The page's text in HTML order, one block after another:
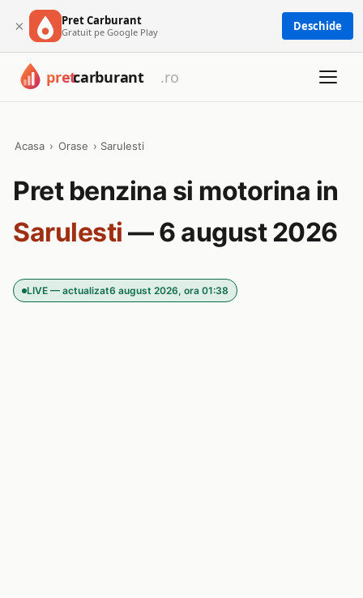
× Pret Carburant
Gratuit pe Google Play Deschide
Acasa › Orase › Sarulesti
Pret benzina si motorina in
Sarulesti — 6 august 2026
LIVE — actualizat6 august 2026, ora 01:38